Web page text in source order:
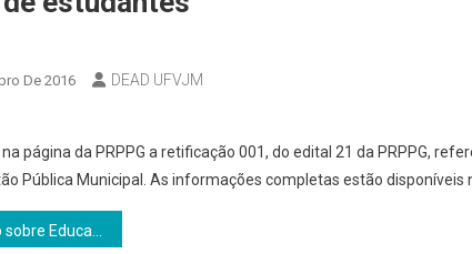
De 2016 DEAD UFVJM
página da PRPPG a retificação 001, do edital 21 da PRPPG,
Pública Municipal. As informações completas estão disponíveis
a Distância na UFVJM